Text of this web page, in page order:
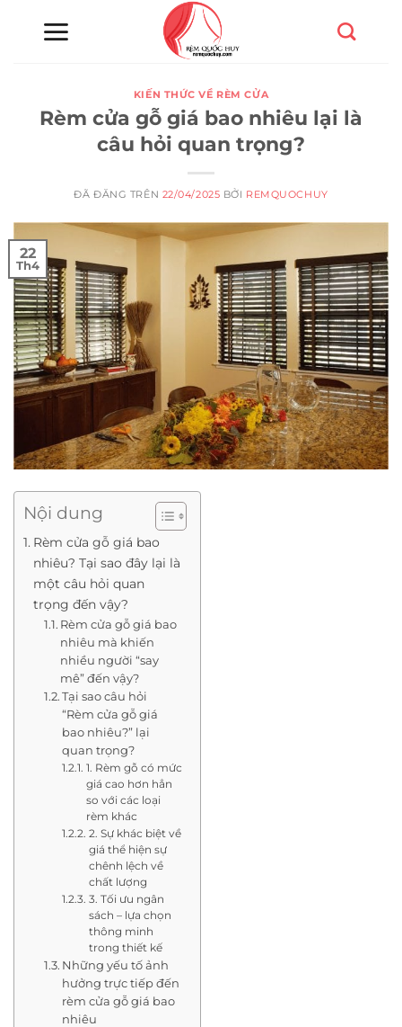
KIẾN THỨC VỀ RÈM CỬA
Rèm cửa gỗ giá bao nhiêu lại là
câu hỏi quan trọng?
ĐÃ ĐĂNG TRÊN 22/04/2025 BỞI REMQUOCHUY
22
Th4
Nội dung
Rèm cửa gỗ giá bao
nhiêu? Tại sao đây lại là
một câu hỏi quan
trọng đến vậy?
Rèm cửa gỗ giá bao
nhiêu mà khiến
nhiều người “say
mê” đến vậy?
Tại sao câu hỏi
“Rèm cửa gỗ giá
bao nhiêu?” lại
quan trọng?
1. Rèm gỗ có mức
giá cao hơn hẳn
so với các loại
rèm khác
2. Sự khác biệt về
giá thể hiện sự
chênh lệch về
chất lượng
3. Tối ưu ngân
sách – lựa chọn
thông minh
trong thiết kế
Những yếu tố ảnh
hưởng trực tiếp đến
rèm cửa gỗ giá bao
nhiêu